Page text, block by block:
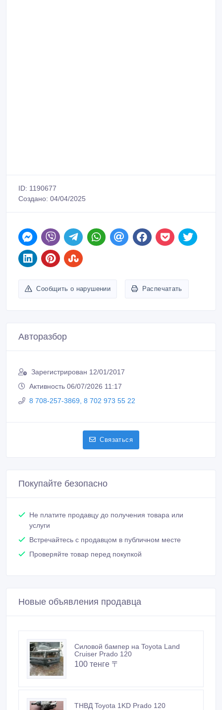
ID: 1190677
Создано: 04/04/2025
Сообщить о нарушении Распечатать
Авторазбор
Зарегистрирован 12/01/2017
Активность 06/07/2026 11:17
8 708-257-3869, 8 702 973 55 22
Связаться
Покупайте безопасно
Не платите продавцу до получения товара или
услуги
Встречайтесь с продавцом в публичном месте
Проверяйте товар перед покупкой
Новые объявления продавца
Силовой бампер на Toyota Land
Cruiser Prado 120
100 тенге 〒
ТНВД Toyota 1KD Prado 120